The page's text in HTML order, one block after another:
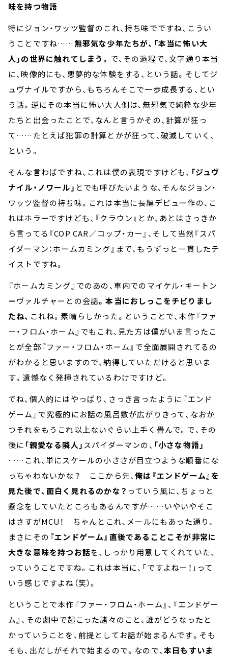
味を持つ物語
特にジョン・ワッツ監督のこれ、持ち味でですね、こうい
うことですね……無邪気な少年たちが、「本当に怖い大
人」の世界に触れてしまう。 で、その過程で、文字通り本当
に、映像的にも、悪夢的な体験をする、という話。そしてジ
ュヴナイルですから、もちろんそこで一歩成長する、とい
う話。逆にその本当に怖い大人側は、無邪気で純粋な少年
たちと出会ったことで、なんと言うかその、計算が狂っ
て……たとえば犯罪の計算とかが狂って、破滅していく、
という。
そんな言わばですね、これは僕の表現ですけども、 「ジュヴ
ナイル・ノワール」 とでも呼びたいような、そんなジョン・
ワッツ監督の持ち味。これは本当に長編デビュー作の、こ
れはホラーですけども、『クラウン』とか、あとはさっきか
ら言ってる『COP CAR／コップ・カー』、そして当然『スパ
イダーマン：ホームカミング』まで、もうずっと一貫したテ
イストですね。
『ホームカミング』でのあの、車内でのマイケル・キートン
＝ヴァルチャーとの会話。本当におしっこをチビりまし
たね、 これね。素晴らしかった。ということで、本作『ファ
ー・フロム・ホーム』でもこれ、見た方は僕がいま言ったこ
とが全部『ファー・フロム・ホーム』で全面展開されてるの
がわかると思いますので、納得していただけると思いま
す。遺憾なく発揮されているわけですけど。
でね、個人的にはやっぱり、さっき言ったように『エンド
ゲーム』で究極的にお話の風呂敷が広がりきって、なおか
つそれをもうこれ以上ないぐらい上手く畳んで。で、その
後に 「親愛なる隣人」 スパイダーマンの、 「小さな物語」
……これ、単にスケールの小ささが目立つような順番にな
っちゃわないかな？ ここから先、俺は『エンドゲーム』を
見た後で、面白く見れるのかな？ っていう風に、ちょっと
懸念をしていたところもあるんですが……いやいやそこ
はさすがMCU！ ちゃんとこれ、メールにもあった通り、
まさにその 『エンドゲーム』直後であることこそが非常に
大きな意味を持つお話を、しっかり用意してくれていた、
っていうことですね。これは本当に、「ですよねー！」って
いう感じですよね（笑）。
ということで本作『ファー・フロム・ホーム』、『エンドゲー
ム』、その劇中で起こった諸々のこと、誰がどうなったと
かっていうことを、前提としてお話が始まるんです。そも
そも、出だしがそれで始まるので。なので、 本日もすいま